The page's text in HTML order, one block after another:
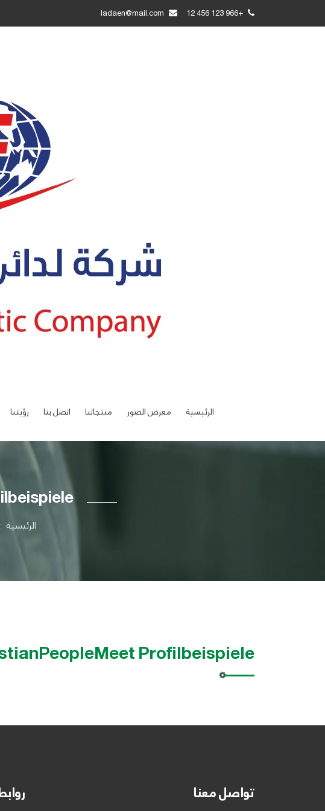
+966 123 456 12
الرئيسية معرض الصور منتجاتنا اتصل بنا رؤيتنا
الرئيسية
Profilbeispiele
تواصل معنا